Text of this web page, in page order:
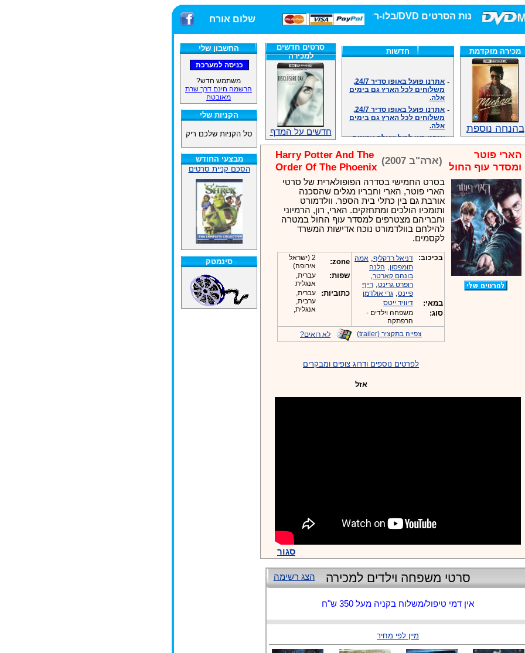
חנות הסרטים DVD/בלו-ריי/3D הגדולה ביותר! שלום אורח
החשבון שלי
משתמש חדש?
הרשמה חינם דרך שרת
מאובטח
הקניות שלי
סל הקניות שלכם ריק
מבצעי החודש
הסכם קניית סרטים
סינמטק
מכירה מוקדמת
בהנחה נוספת
חדשות
משלוחים לכל הארץ גם בימים
אלה.
משלוחים לכל הארץ גם בימים
אלה.
אנחנו כאן לכול שאלה וזמינים
במענה הטלפוני שלנו.ובמייל
.האתר לרשותכם פעיל 24/7
מענה טלפוני: 09-7652392
צוות דיוידי מאסטר ישיר.
זמינים במייל ובטלפון. האתר
לרשותכם פעיל 24/7
צוות דיוידי מאסטר ישיר.
אנחנו כאן לכול שאלה וזמינים
במענה הטלפוני שלנו.ובמייל
.האתר לרשותכם 24/7
מענה טלפוני: 09-7652392
צוות דיוידי מאסטר ישיר.
סרטים חדשים
למכירה
חדשים על המדף
הארי פוטר
ומסדר עוף החול
(ארה"ב 2007)
Harry Potter And The
Order Of The Phoenix
בסרט החמישי בסדרה הפופולארית של סרטי
הארי פוטר, הארי וחבריו מגלים שהסכנה
אורבת גם בין כתלי בית הספר. וולדמורט
ותומכיו הולכים ומתחזקים. הארי, רון, הרמיוני
וחבריהם מצטרפים למסדר עוף החול במטרה
להילחם בוולדמורט נוכח אדישות המשרד
לקסמים.
בכיכוב: דניאל רדקליף, אמה
תומפסון, הלנה
בונהם קארטר,
רופרט גרינט, רייף
פיינס, גרי אולדמן
במאי: דיוויד ייטס
סוג:
משפחה וילדים -
הרפתקה
zone:
2 (ישראל
אירופה)
שפות:
עברית,
אנגלית
כתוביות:
עברית,
ערבית,
אנגלית,
צפייה בתקציר (trailer) לא רואים?
לפרטים נוספים ודרוג צופים ומבקרים
אזל
סגור
הצג רשימה סרטי משפחה וילדים למכירה
אין דמי טיפול/משלוח בקניה מעל 350 ש"ח
מיין לפי מחיר